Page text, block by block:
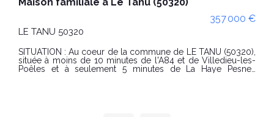
199 000 €
FOLLIGNY 50320
EXCLUSIVITÉ , À seulement 10 minutes de Granville (50400)
Vous recherchez une maison récente, économique et sans
travaux ? Ne cherchez plus ! Découvrez en exclusivité cette